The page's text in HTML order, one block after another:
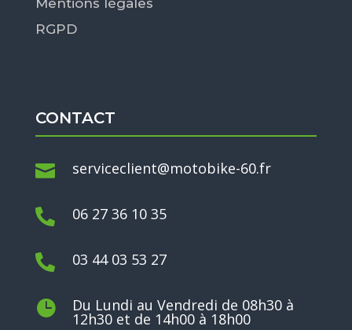
RGPD
CONTACT
 serviceclient@motobike-60.fr
 06 27 36 10 35
 03 44 03 53 27
 Du Lundi au Vendredi de 08h30 à
12h30 et de 14h00 à 18h00